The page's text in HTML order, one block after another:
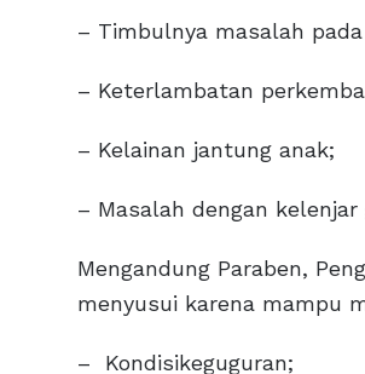
– Timbulnya masalah
– Keterlambatan
– Kelainan jantung anak;
– Masalah dengan
Mengandung Paraben,
menyusui karena mampu
– Kondisikeguguran;